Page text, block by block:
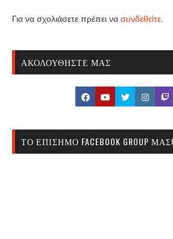
Για να σχολιάσετε πρέπει να συνδεθείτε
ΑΚΟΛΟΥΘΉΣΤΕ ΜΑΣ
ΤΟ ΕΠΊΣΗΜΟ FACEBOOK GROUP